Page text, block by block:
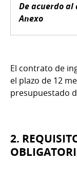
De acuerdo
Anexo
El contrato de
el plazo de 12
presupuestado
2.